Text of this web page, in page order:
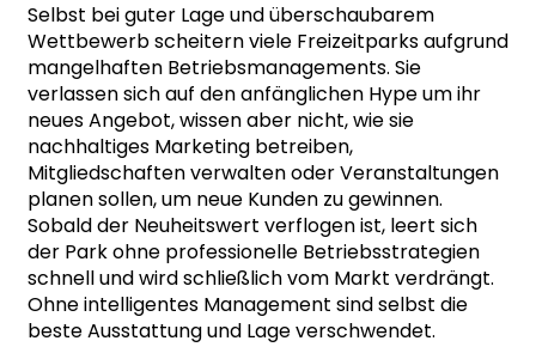
Selbst bei guter Lage und überschaubarem
Wettbewerb scheitern viele Freizeitparks aufgrund
mangelhaften Betriebsmanagements. Sie
verlassen sich auf den anfänglichen Hype um ihr
neues Angebot, wissen aber nicht, wie sie
nachhaltiges Marketing betreiben,
Mitgliedschaften verwalten oder Veranstaltungen
planen sollen, um neue Kunden zu gewinnen.
Sobald der Neuheitswert verflogen ist, leert sich
der Park ohne professionelle Betriebsstrategien
schnell und wird schließlich vom Markt verdrängt.
Ohne intelligentes Management sind selbst die
beste Ausstattung und Lage verschwendet.